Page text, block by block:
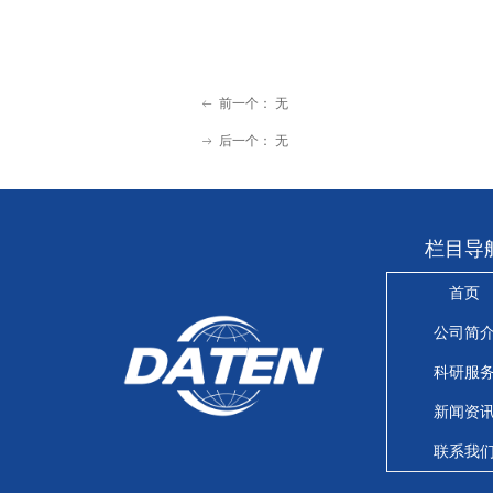
ꂃ 前一个： 无
ꁹ 后一个： 无
首页
公司简介
科研服务
新闻资
联系我们
栏目导